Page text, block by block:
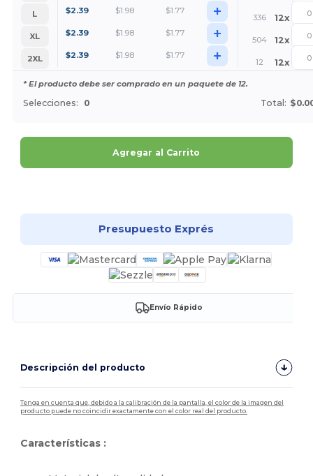
L $2.39 $1.98 $1.77 + 336 12x
XL $2.39 $1.98 $1.77 + 504 12x
2XL $2.39 $1.98 $1.77 + 12 12x
* El producto debe ser comprado en un paquete de 12.
Selecciones: 0 Total:
Agregar al Carrito
Presupuesto Exprés
Envío Rápido
Descripción del producto
Tenga en cuenta que, debido a la calibración de la pantalla, el color de la imagen del
producto puede no coincidir exactamente con el color real del producto.
Características :